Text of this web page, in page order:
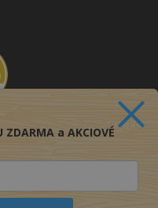
a AKCIOVÉ